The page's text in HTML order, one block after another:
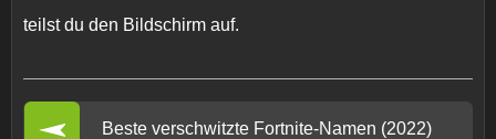
teilst du den Bildschirm auf.
Beste verschwitzte Fortnite-Namen (2022)